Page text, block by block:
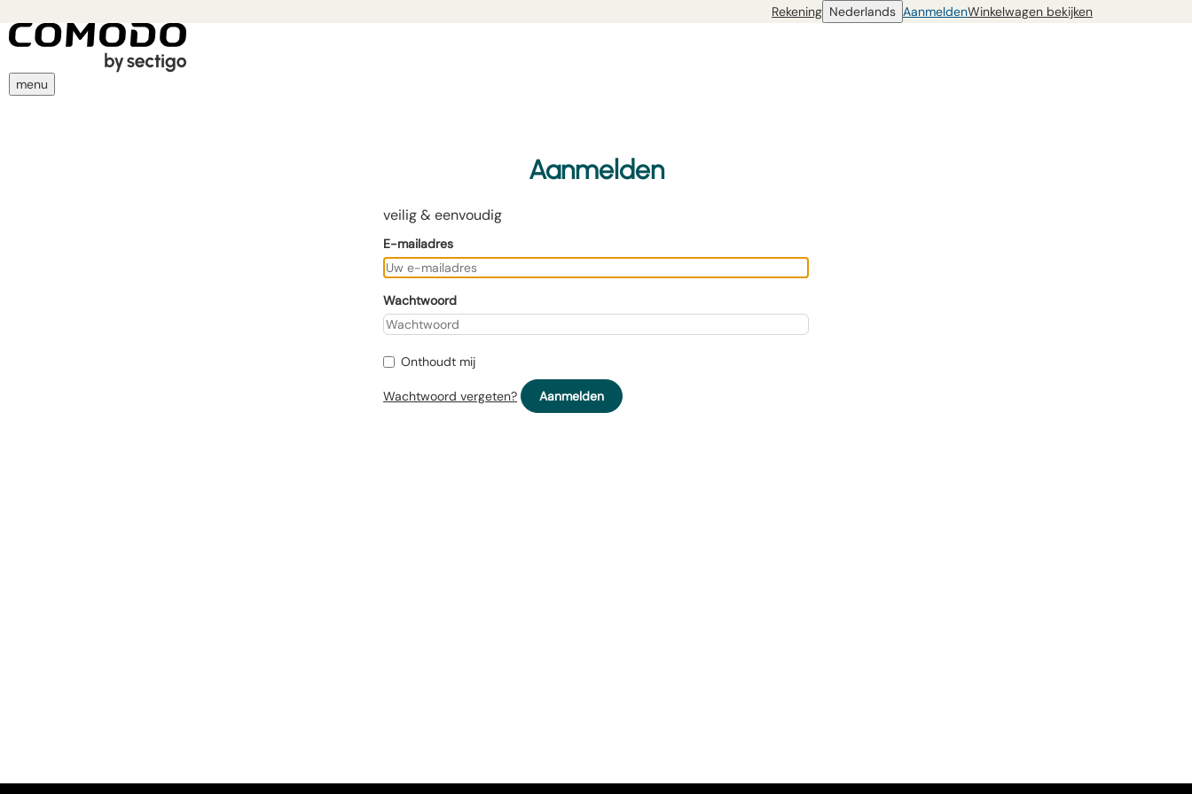
Rekening Nederlands AanmeldenWinkelwagen bekijken
menu
Aanmelden
veilig & eenvoudig
E-mailadres
Wachtwoord
Onthoudt mij
Wachtwoord vergeten?